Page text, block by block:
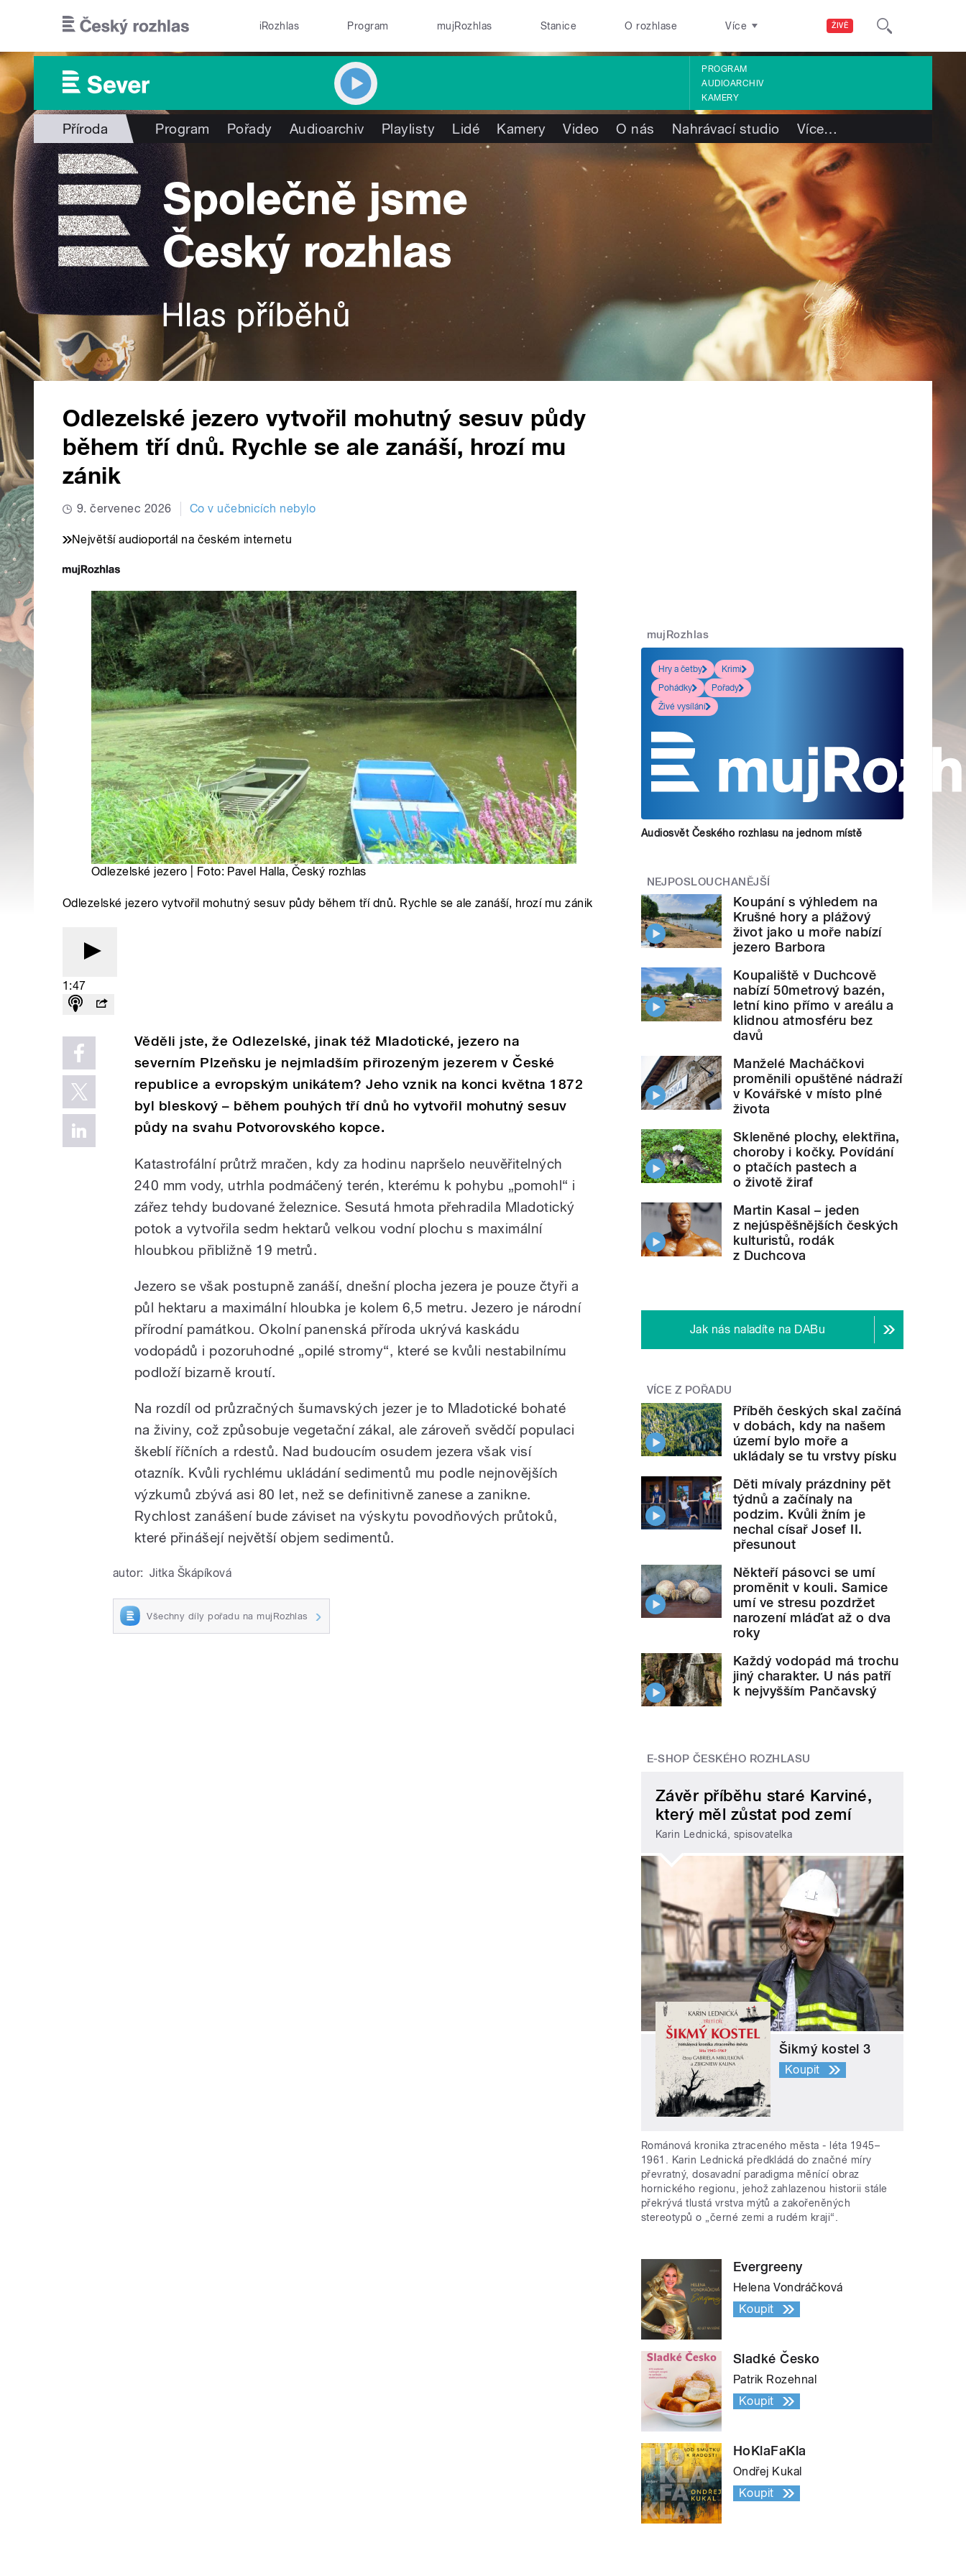
ŽIVĚ
iRozhlas Program mujRozhlas Stanice O rozhlase Více
PROGRAM
AUDIOARCHIV
KAMERY
Příroda Program Pořady Audioarchiv Playlisty Lidé Kamery Video O nás Nahrávací studio Více…
Odlezelské jezero vytvořil mohutný sesuv půdy
během tří dnů. Rychle se ale zanáší, hrozí mu
zánik
9. červenec 2026 Co v učebnicích nebylo
Největší audioportál na českém internetu
Odlezelské jezero | Foto: Pavel Halla, Český rozhlas
Odlezelské jezero vytvořil mohutný sesuv půdy během tří dnů. Rychle se ale zanáší, hrozí mu zánik
1:47
Věděli jste, že Odlezelské, jinak též Mladotické, jezero na
severním Plzeňsku je nejmladším přirozeným jezerem v České
republice a evropským unikátem? Jeho vznik na konci května 1872
byl bleskový – během pouhých tří dnů ho vytvořil mohutný sesuv
půdy na svahu Potvorovského kopce.
Katastrofální průtrž mračen, kdy za hodinu napršelo neuvěřitelných
240 mm vody, utrhla podmáčený terén, kterému k pohybu „pomohl“ i
zářez tehdy budované železnice. Sesutá hmota přehradila Mladotický
potok a vytvořila sedm hektarů velkou vodní plochu s maximální
hloubkou přibližně 19 metrů.
Jezero se však postupně zanáší, dnešní plocha jezera je pouze čtyři a
půl hektaru a maximální hloubka je kolem 6,5 metru. Jezero je národní
přírodní památkou. Okolní panenská příroda ukrývá kaskádu
vodopádů i pozoruhodné „opilé stromy“, které se kvůli nestabilnímu
podloží bizarně kroutí.
Na rozdíl od průzračných šumavských jezer je to Mladotické bohaté
na živiny, což způsobuje vegetační zákal, ale zároveň svědčí populaci
škeblí říčních a rdestů. Nad budoucím osudem jezera však visí
otazník. Kvůli rychlému ukládání sedimentů mu podle nejnovějších
výzkumů zbývá asi 80 let, než se definitivně zanese a zanikne.
Rychlost zanášení bude záviset na výskytu povodňových průtoků,
které přinášejí největší objem sedimentů.
autor: Jitka Škápíková
Všechny díly pořadu na mujRozhlas
mujRozhlas
Hry a četby
Krimi
Pohádky
Pořady
Živé vysílání
Audiosvět Českého rozhlasu na jednom místě
NEJPOSLOUCHANĚJŠÍ
Koupání s výhledem na
Krušné hory a plážový
život jako u moře nabízí
jezero Barbora
Koupaliště v Duchcově
nabízí 50metrový bazén,
letní kino přímo v areálu a
klidnou atmosféru bez
davů
Manželé Macháčkovi
proměnili opuštěné nádraží
v Kovářské v místo plné
života
Skleněné plochy, elektřina,
choroby i kočky. Povídání
o ptačích pastech a
o životě žiraf
Martin Kasal – jeden
z nejúspěšnějších českých
kulturistů, rodák
z Duchcova
Jak nás naladíte na DABu
VÍCE Z POŘADU
Příběh českých skal začíná
v dobách, kdy na našem
území bylo moře a
ukládaly se tu vrstvy písku
Děti mívaly prázdniny pět
týdnů a začínaly na
podzim. Kvůli žním je
nechal císař Josef II.
přesunout
Někteří pásovci se umí
proměnit v kouli. Samice
umí ve stresu pozdržet
narození mláďat až o dva
roky
Každý vodopád má trochu
jiný charakter. U nás patří
k nejvyšším Pančavský
E-SHOP ČESKÉHO ROZHLASU
Závěr příběhu staré Karviné,
který měl zůstat pod zemí
Karin Lednická, spisovatelka
Šikmý kostel 3
Koupit
Románová kronika ztraceného města - léta 1945–
1961. Karin Lednická předkládá do značné míry
převratný, dosavadní paradigma měnící obraz
hornického regionu, jehož zahlazenou historii stále
překrývá tlustá vrstva mýtů a zakořeněných
stereotypů o „černé zemi a rudém kraji“.
Evergreeny
Helena Vondráčková
Koupit
Sladké Česko
Patrik Rozehnal
Koupit
HoKlaFaKla
Ondřej Kukal
Koupit